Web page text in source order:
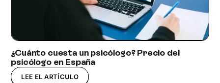
¿Cuánto cuesta un psicólogo? Precio del
psicólogo en España
LEE EL ARTÍCULO